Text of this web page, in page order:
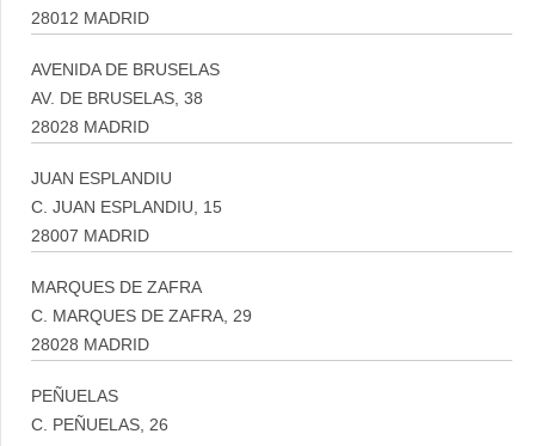
28012 MADRID
AVENIDA DE BRUSELAS
AV. DE BRUSELAS, 38
28028 MADRID
JUAN ESPLANDIU
C. JUAN ESPLANDIU, 15
28007 MADRID
MARQUES DE ZAFRA
C. MARQUES DE ZAFRA, 29
28028 MADRID
PEÑUELAS
C. PEÑUELAS, 26